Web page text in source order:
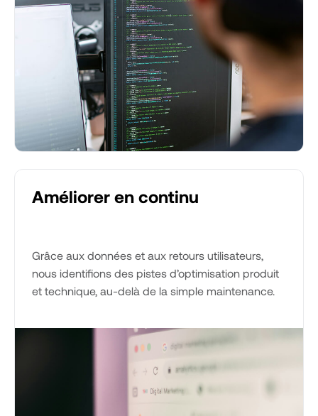
Améliorer en continu
Grâce aux données et aux retours utilisateurs,
nous identifions des pistes d’optimisation produit
et technique, au-delà de la simple maintenance.